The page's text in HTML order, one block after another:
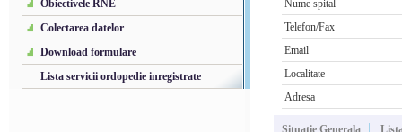
Obiectivele RNE
Colectarea datelor
Download formulare
Lista servicii ordopedie inregistrate
Nume spital
Telefon/Fax
Email
Localitate
Adresa
Situatie Generala